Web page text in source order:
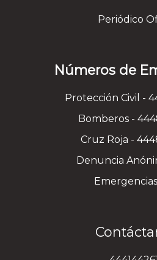
Periódico
Números de
Protección Civil -
Bomberos -
Cruz Roja -
Denuncia
Emergencias